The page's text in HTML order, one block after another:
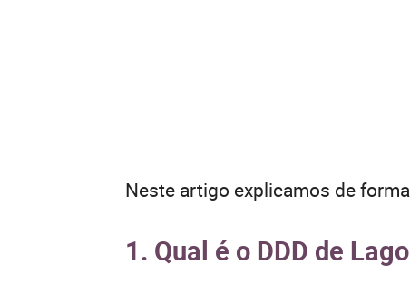
Neste artigo explicamos de
1. Qual é o DDD de